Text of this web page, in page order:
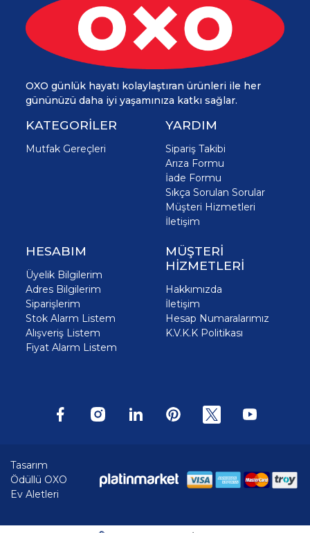
OXO günlük hayatı kolaylaştıran ürünleri ile her
gününüzü daha iyi yaşamınıza katkı sağlar.
KATEGORİLER
Mutfak Gereçleri
YARDIM
Sipariş Takibi
Arıza Formu
İade Formu
Sıkça Sorulan Sorular
Müşteri Hizmetleri
İletişim
HESABIM
Üyelik Bilgilerim
Adres Bilgilerim
Siparişlerim
Stok Alarm Listem
Alışveriş Listem
Fiyat Alarm Listem
MÜŞTERİ
HİZMETLERİ
Hakkımızda
İletişim
Hesap Numaralarımız
K.V.K.K Politikası
Tasarım
Ödüllü OXO
Ev Aletleri